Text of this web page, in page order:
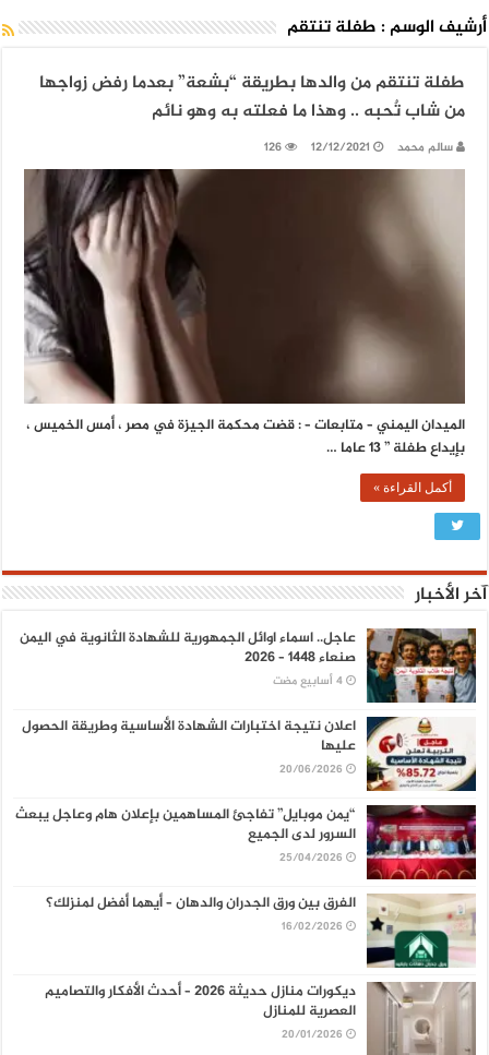
أرشيف الوسم : طفلة تنتقم
طفلة تنتقم من والدها بطريقة “بشعة” بعدما رفض زواجها
من شاب تٌحبه .. وهذا ما فعلته به وهو نائم
سالم محمد 12/12/2021
126
الميدان اليمني – متابعات – : قضت محكمة الجيزة في مصر ، أمس الخميس ،
بإيداع طفلة ” 13 عاما …
أكمل القراءة »
آخر الأخبار
عاجل.. اسماء اوائل الجمهورية للشهادة الثانوية في اليمن
صنعاء 1448 – 2026
اعلان نتيجة اختبارات الشهادة الأساسية وطريقة الحصول
عليها
20/06/2026
“يمن موبايل” تفاجئ المساهمين بإعلان هام وعاجل يبعث
السرور لدى الجميع
25/04/2026
الفرق بين ورق الجدران والدهان – أيهما أفضل لمنزلك؟
16/02/2026
ديكورات منازل حديثة 2026 – أحدث الأفكار والتصاميم
العصرية للمنازل
20/01/2026